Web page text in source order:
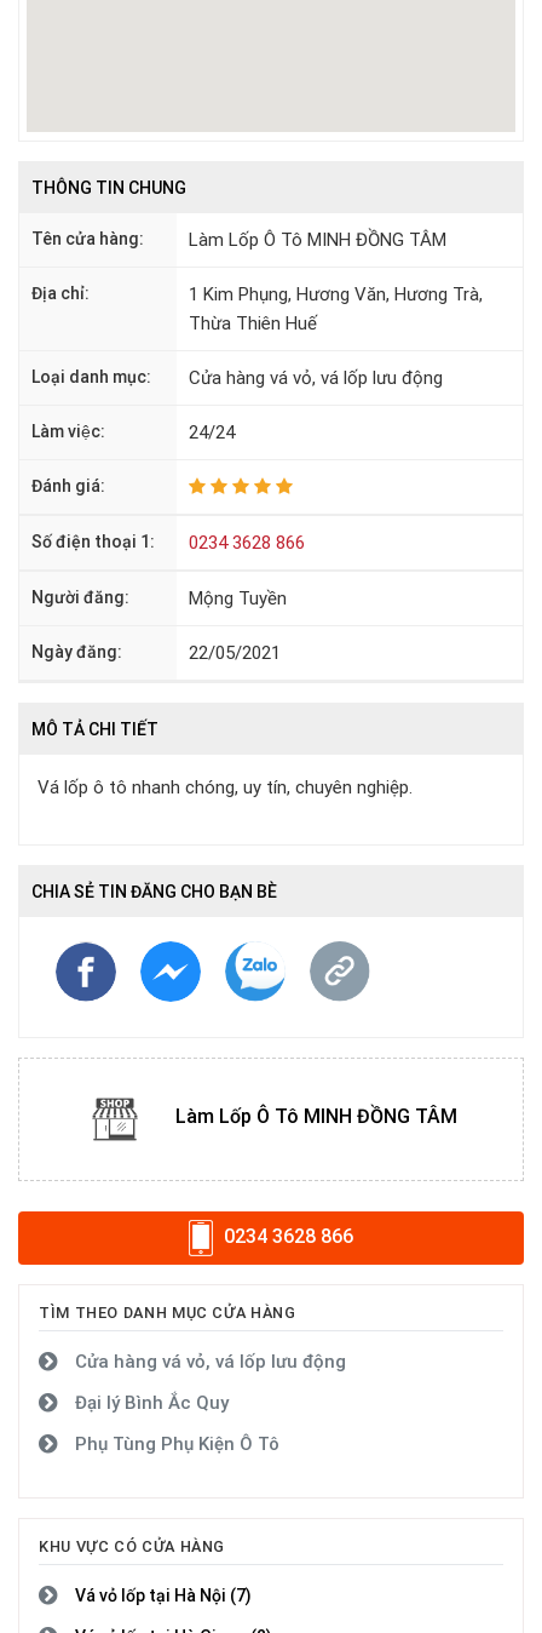
THÔNG TIN CHUNG
Tên cửa hàng: Làm Lốp Ô Tô MINH ĐỒNG TÂM
Địa chỉ:
1 Kim Phụng, Hương Văn, Hương Trà,
Thừa Thiên Huế
Loại danh mục: Cửa hàng vá vỏ, vá lốp lưu động
Làm việc: 24/24
Đánh giá:
Số điện thoại 1: 0234 3628 866
Người đăng: Mộng Tuyền
Ngày đăng: 22/05/2021
MÔ TẢ CHI TIẾT
Vá lốp ô tô nhanh chóng, uy tín, chuyên nghiệp.
CHIA SẺ TIN ĐĂNG CHO BẠN BÈ
Làm Lốp Ô Tô MINH ĐỒNG TÂM
0234 3628 866
TÌM THEO DANH MỤC CỬA HÀNG
Cửa hàng vá vỏ, vá lốp lưu động
Đại lý Bình Ắc Quy
Phụ Tùng Phụ Kiện Ô Tô
KHU VỰC CÓ CỬA HÀNG
Vá vỏ lốp tại Hà Nội (7)